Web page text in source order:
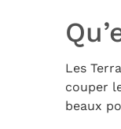
Les
couper
beaux